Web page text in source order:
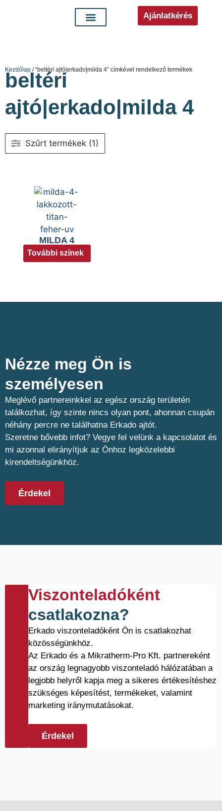
Ajánlatkérés
Kezdőlap / “beltéri ajtó|erkado|milda 4” címkével rendelkező termékek
beltéri
ajtó|erkado|milda 4
Szűrt termékek (1)
MILDA 4
További színek
Nézze meg Ön is
személyesen​
Meglévő partnereinkkel az egész ország területén
találkozhat, így szinte nincs olyan pont, ahonnan csupán
néhány percre ne találhatna Erkado ajtót.
Szeretne bővebb infot? Vegye fel velünk a kapcsolatot és
mi azonnal elirányítjuk az Önhoz legközelebbi
kirendeltségünkhöz.
Érdekel
Viszonteladóként
csatlakozna?
Erkado viszonteladóként Ön is csatlakozhat
közösségünkhöz.
Az Erkado és a Mikratherm-Pro Kft. partnereként
az ország legnagyobb viszonteladó hálózatában a
legjobb helyről kapja meg a sikeres értékesítéshez
szükséges képesítést, termékeket, valamint
marketing iránymutatásokat.
Érdekel